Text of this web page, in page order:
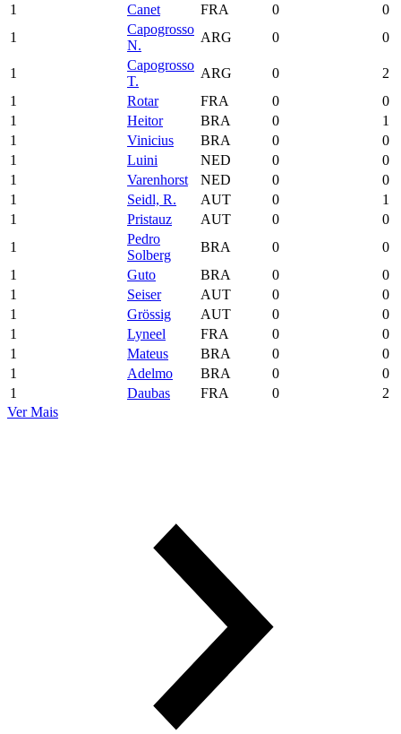
1
Canet FRA 0
0
1
Capogrosso
N.
ARG 0 0
1
Capogrosso
T.
ARG 0
2
1
Rotar FRA 0
0
1
Heitor BRA 0
1
1
Vinicius BRA 0
0
1
Luini NED 0
0
1
Varenhorst NED 0
0
1
Seidl, R. AUT 0
1
1
Pristauz AUT 0
0
1
Pedro
Solberg
BRA 0
0
1
Guto BRA 0
0
1
Seiser AUT 0
0
1
Grössig AUT 0
0
1
Lyneel FRA 0
0
1
Mateus BRA 0
0
1
Adelmo BRA 0
0
1
Daubas FRA 0
2
Ver Mais